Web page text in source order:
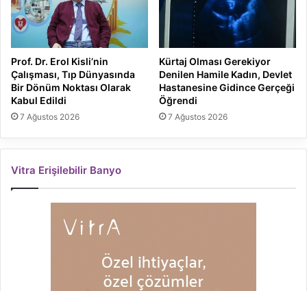
Prof. Dr. Erol Kisli’nin
Çalışması, Tıp Dünyasında
Bir Dönüm Noktası Olarak
Kabul Edildi
7 Ağustos 2026
Kürtaj Olması Gerekiyor
Denilen Hamile Kadın, Devlet
Hastanesine Gidince Gerçeği
Öğrendi
7 Ağustos 2026
Vitra Erişilebilir Banyo